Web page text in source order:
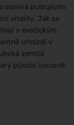
otevírá pulzujícím
vitality. Jak se
s exotickým
uhnízdí v
zemitá
působí luxusně,